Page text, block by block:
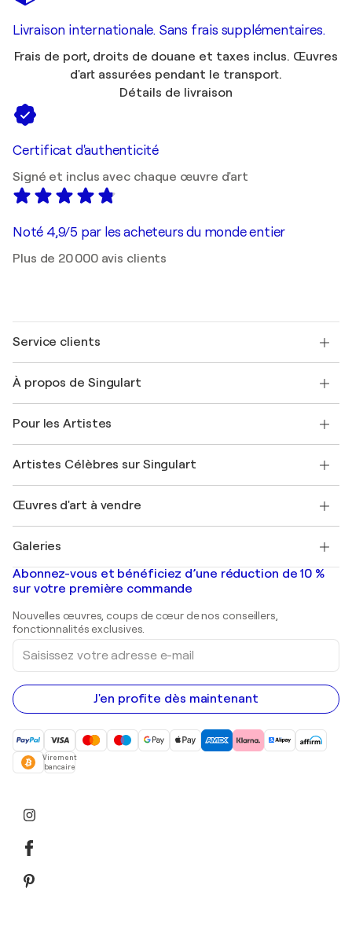
Livraison internationale. Sans frais supplémentaires.
Frais de port, droits de douane et taxes inclus. Œuvres
d'art assurées pendant le transport.
Détails de livraison
Certificat d'authenticité
Signé et inclus avec chaque œuvre d'art
Noté 4,9/5 par les acheteurs du monde entier
Plus de 20 000 avis clients
Service clients
Expédition
Offrir une carte cadeau
Rejoignez notre programme commercial
Mon compte
+33 1 76 44 06 42
À propos de Singulart
FAQ
Magazine Singulart
Emplois
Découvrez une sélection d'art original
Pour les Artistes
Se connecter en tant qu'Artiste
Artistes Célèbres sur Singulart
Marc Chagall
Banksy
Mr. Brainwash
Shepard Fairey
Œuvres d'art à vendre
Tableaux abstraits à vendre
Peintures de paysage
Estampes
Peintures acryliques
Galeries
Galeries d'art en France
Galeries d'art en Belgique
Abonnez-vous et bénéficiez d’une réduction de 10 %
sur votre première commande
Nouvelles œuvres, coups de cœur de nos conseillers,
fonctionnalités exclusives.
Saisissez
votre
adresse
e-
mail
J'en profite dès maintenant
Virement
bancaire